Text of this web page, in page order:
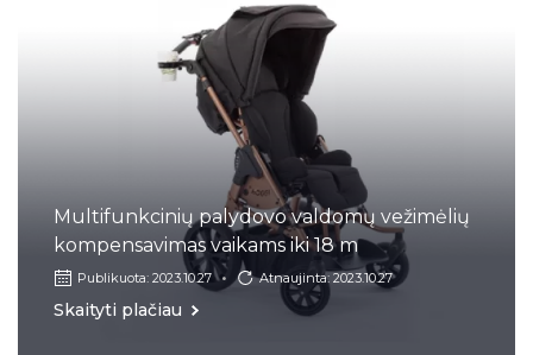
Multifunkcinių palydovo valdomų vežimėlių
kompensavimas vaikams iki 18 m
Publikuota: 2023.10.27 Atnaujinta: 2023.10.27
Skaityti plačiau